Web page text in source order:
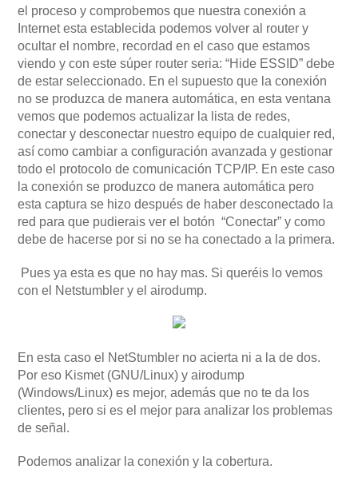
el proceso y comprobemos que nuestra conexión a
Internet esta establecida podemos volver al router y
ocultar el nombre, recordad en el caso que estamos
viendo y con este súper router seria: “Hide ESSID” debe
de estar seleccionado. En el supuesto que la conexión
no se produzca de manera automática, en esta ventana
vemos que podemos actualizar la lista de redes,
conectar y desconectar nuestro equipo de cualquier red,
así como cambiar a configuración avanzada y gestionar
todo el protocolo de comunicación TCP/IP. En este caso
la conexión se produzco de manera automática pero
esta captura se hizo después de haber desconectado la
red para que pudierais ver el botón “Conectar” y como
debe de hacerse por si no se ha conectado a la primera.
Pues ya esta es que no hay mas. Si queréis lo vemos
con el Netstumbler y el airodump.
En esta caso el NetStumbler no acierta ni a la de dos.
Por eso Kismet (GNU/Linux) y airodump
(Windows/Linux) es mejor, además que no te da los
clientes, pero si es el mejor para analizar los problemas
de señal.
Podemos analizar la conexión y la cobertura.